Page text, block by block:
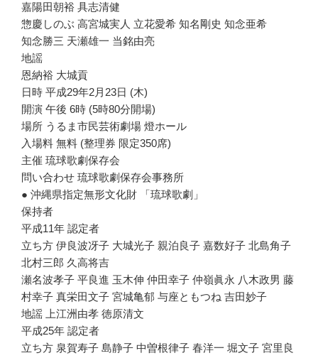
嘉陽田朝裕 具志清健
惣慶しのぶ 高宮城実人 立花愛希 知名剛史 知念亜希
知念勝三 天瀬雄一 当銘由亮
地謡
恩納裕 大城貢
日時 平成29年2月23日 (木)
開演 午後 6時 (5時80分開場)
場所 うるま市民芸術劇場 燈ホール
入場料 無料 (整理券 限定350席)
主催 琉球歌劇保存会
問い合わせ 琉球歌劇保存会事務所
● 沖縄県指定無形文化財 「琉球歌劇」
保持者
平成11年 認定者
立ち方 伊良波冴子 大城光子 親泊良子 嘉数好子 北島角子
北村三郎 久高将吉
瀬名波孝子 平良進 玉木伸 仲田幸子 仲嶺眞永 八木政男 藤
村幸子 真栄田文子 宮城亀郁 与座ともつね 吉田妙子
地謡 上江洲由孝 徳原清文
平成25年 認定者
立ち方 泉賀寿子 島静子 中曽根律子 春洋一 堀文子 宮里良